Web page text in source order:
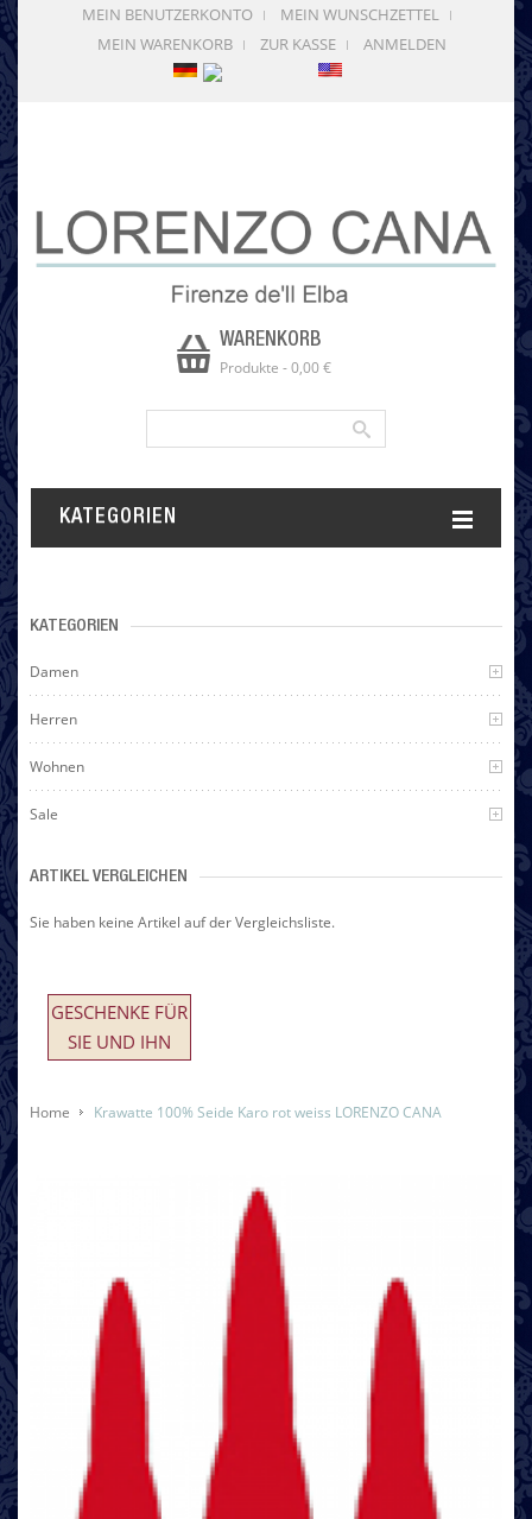
MEIN BENUTZERKONTO
MEIN WUNSCHZETTEL
MEIN WARENKORB
ZUR KASSE ANMELDEN
WARENKORB
Produkte -0,00 €
KATEGORIEN
KATEGORIEN
Damen
Herren
Wohnen
Sale
ARTIKEL VERGLEICHEN
Sie haben keine Artikel auf der Vergleichsliste.
GESCHENKE FÜR
SIE UND IHN
Home Krawatte 100% Seide Karo rot weiss LORENZO CANA